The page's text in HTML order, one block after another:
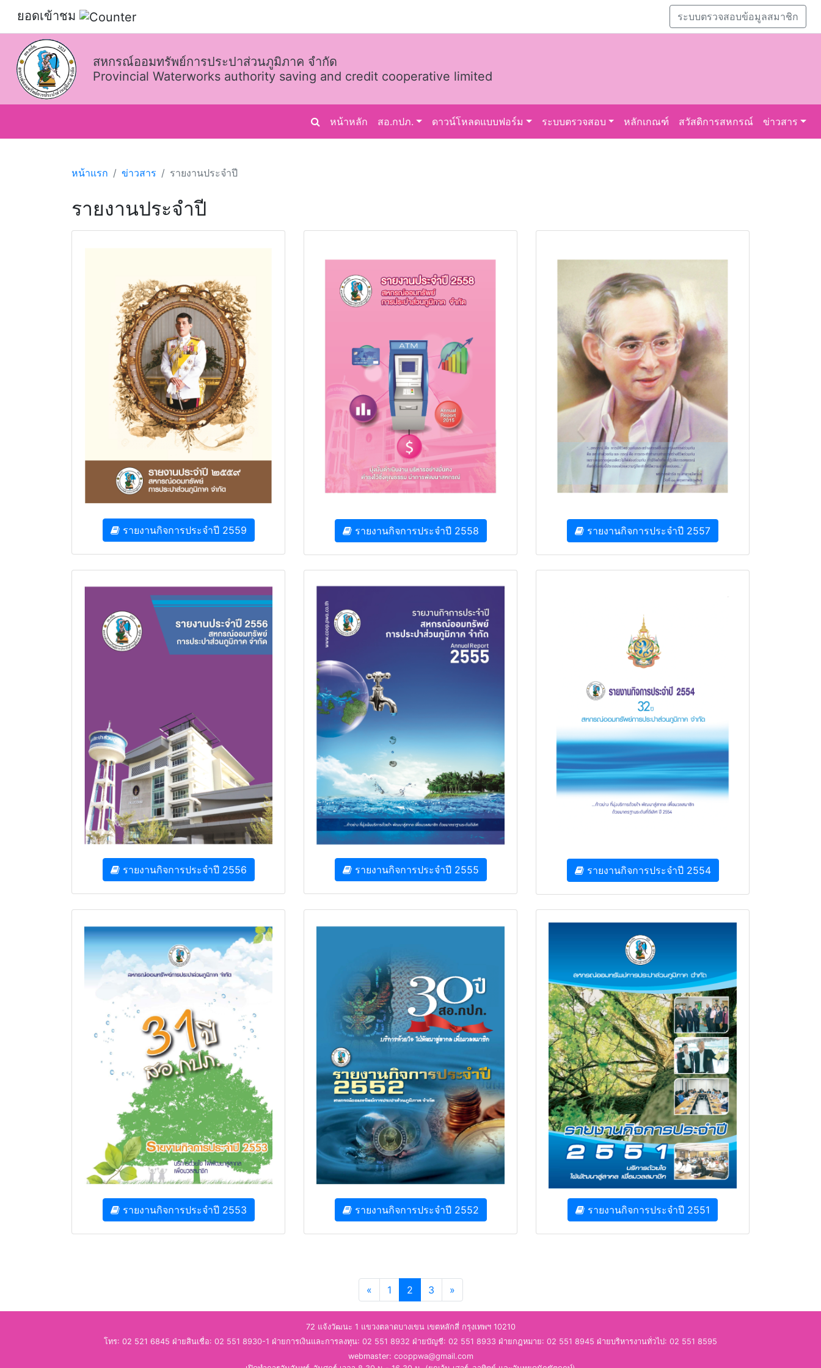
ยอดเข้าชม ระบบตรวจสอบข้อมูลสมาชิก
สหกรณ์ออมทรัพย์การประปาส่วนภูมิภาค จำกัด
Provincial Waterworks authority saving and credit cooperative limited
หน้าหลัก สอ.กปภ. ดาวน์โหลดแบบฟอร์ม ระบบตรวจสอบ หลักเกณฑ์ สวัสดิการสหกรณ์ ข่าวสาร
หน้าแรก ข่าวสาร รายงานประจำปี
รายงานประจำปี
รายงานกิจการประจำปี 2559 รายงานกิจการประจำปี 2558 รายงานกิจการประจำปี 2557
รายงานกิจการประจำปี 2556
รายงานกิจการประจำปี 2556
รายงานกิจการประจำปี 2555
รายงานกิจการประจำปี 2555 รายงานกิจการประจำปี 2554
รายงานกิจการประจำปี 2553
รายงานกิจการประจำปี 2553
รายงานกิจการประจำปี 2552
รายงานกิจการประจำปี 2552
รายงานกิจการประจำปี 2551
รายงานกิจการประจำปี 2551
«Previous
1
2
(current)
3 »Next
72 แจ้งวัฒนะ 1 แขวงตลาดบางเขน เขตหลักสี่ กรุงเทพฯ 10210
โทร: 02 521 6845 ฝ่ายสินเชื่อ: 02 551 8930-1 ฝ่ายการเงินและการลงทุน: 02 551 8932 ฝ่ายบัญชี: 02 551 8933 ฝ่ายกฎหมาย: 02 551 8945 ฝ่ายบริหารงานทั่วไป: 02 551 8595
webmaster: cooppwa@gmail.com